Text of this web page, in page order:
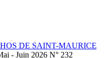
DE SAINT-MAURICE
- Juin 2026 N° 232